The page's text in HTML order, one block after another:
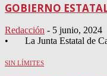
GOBIERNO
Redacción - 5 junio, 2024
• La Junta Estatal de
SIN LÍMITES